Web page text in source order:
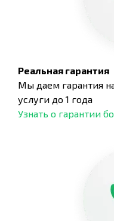
Реальная гарантия
Мы даем гарантия
услуги до 1 года
Узнать о гарантии